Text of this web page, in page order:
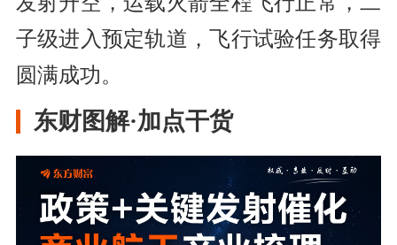
子级进入预定轨道，飞行试验任务取得
圆满成功。
东财图解·加点干货